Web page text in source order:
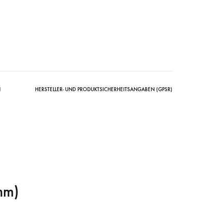
HERSTELLER- UND PRODUKTSICHERHEITSANGABEN (GPSR)